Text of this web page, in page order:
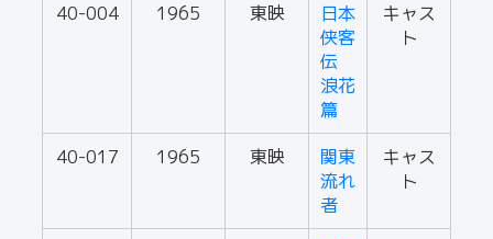
40-004 1965 東映
日本
侠客
伝
浪花
篇
キャス
ト
40-017 1965 東映
関東
流れ
者
キャス
ト